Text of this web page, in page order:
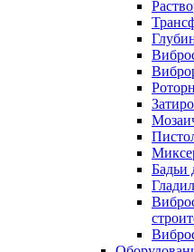
Бадьи